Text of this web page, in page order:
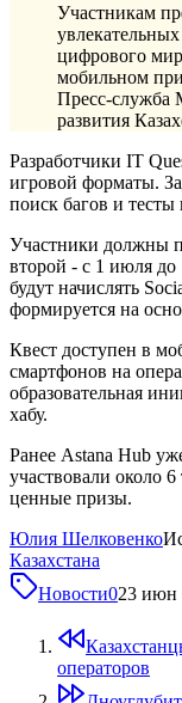
Участникам
цифрового
мобильном
Пресс-
развития
Разработчики IT
игровой форматы.
поиск багов и тесты
Участники должны
второй - с 1 июля
будут начислять
формируется на
Квест доступен в
смартфонов на
образовательная
хабу.
Ранее Astana Hub
участвовали около
ценные призы.
Юлия Шелковенко
Казахстана
Новости023 июн
операторов